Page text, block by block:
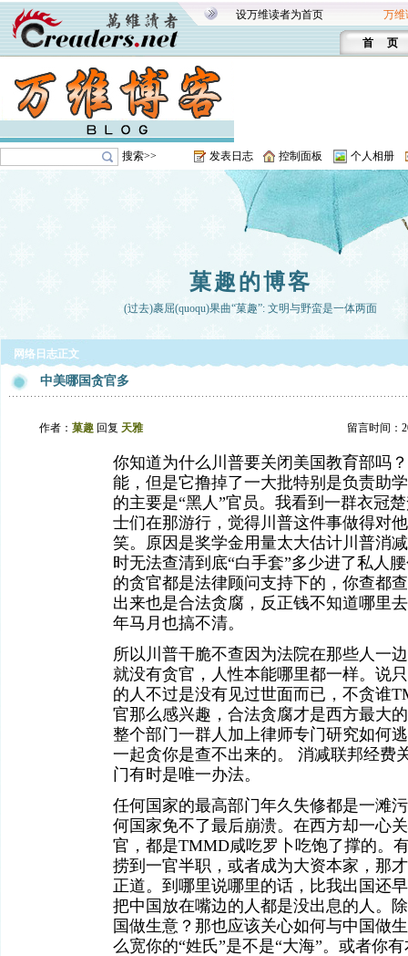
设万维读者为首页 万维
首 页
搜索>> 发表日志 控制面板 个人相册
菓趣的博客
(过去)裹屈(quoqu)果曲“菓趣”: 文明与野蛮是一体两面
网络日志正文
中美哪国贪官多
作者： 菓趣 回复 天雅 留言时间：
你知道为什么川普要关闭美国教育部吗
能，但是它撸掉了一大批特别是负责助
的主要是“黑人”官员。我看到一群衣冠
士们在那游行，觉得川普这件事做得对
笑。原因是奖学金用量太大估计川普消
时无法查清到底“白手套”多少进了私人
的贪官都是法律顾问支持下的，你查都
出来也是合法贪腐，反正钱不知道哪里
年马月也搞不清。
所以川普干脆不查因为法院在那些人一
就没有贪官，人性本能哪里都一样。说
的人不过是没有见过世面而已，不贪谁
官那么感兴趣，合法贪腐才是西方最大
整个部门一群人加上律师专门研究如何
一起贪你是查不出来的。 消减联邦经费
门有时是唯一办法。
任何国家的最高部门年久失修都是一滩
何国家免不了最后崩溃。在西方却一心
官，都是TMMD咸吃罗卜吃饱了撑的。
捞到一官半职，或者成为大资本家，那
正道。到哪里说哪里的话，比我出国还
把中国放在嘴边的人都是没出息的人。
国做生意？那也应该关心如何与中国做
么宽你的“姓氏”是不是“大海”。或者你